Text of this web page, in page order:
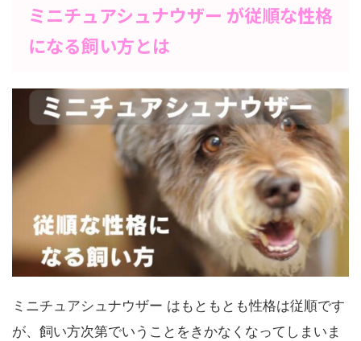
ミニチュアシュナウザー が従順な性格
になる飼い方とは
ミニチュアシュナウザー はもともとも性格は従順です
が、飼い方次第でいうことをきかなくなってしまいま